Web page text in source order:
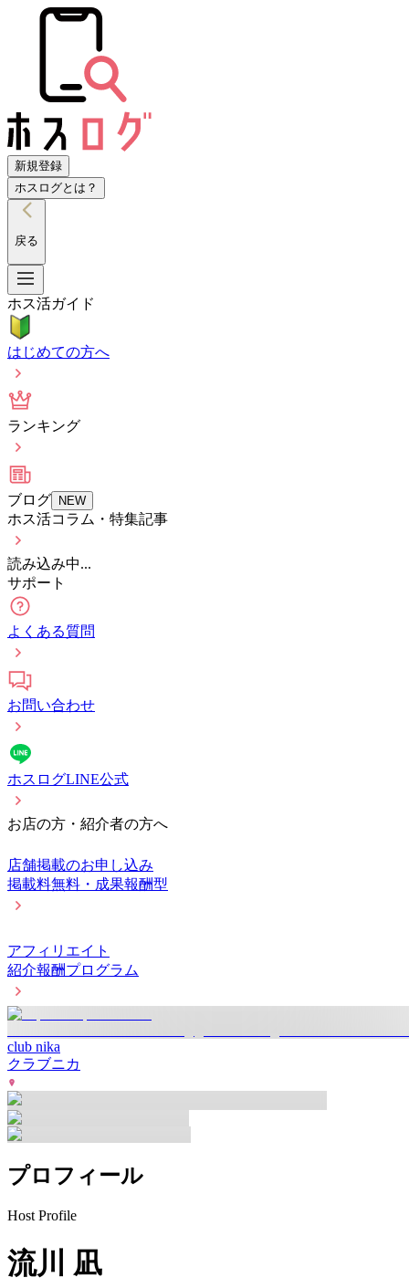
新規登録
ホスログとは？
戻る
ホス活ガイド
はじめての方へ
ランキング
ブログ NEW
ホス活コラム・特集記事
読み込み中...
サポート
よくある質問
お問い合わせ
ホスログLINE公式
お店の方・紹介者の方へ
店舗掲載のお申し込み
掲載料無料・成果報酬型
アフィリエイト
紹介報酬プログラム
club nika
クラブニカ
プロフィール
Host Profile
流川 凪